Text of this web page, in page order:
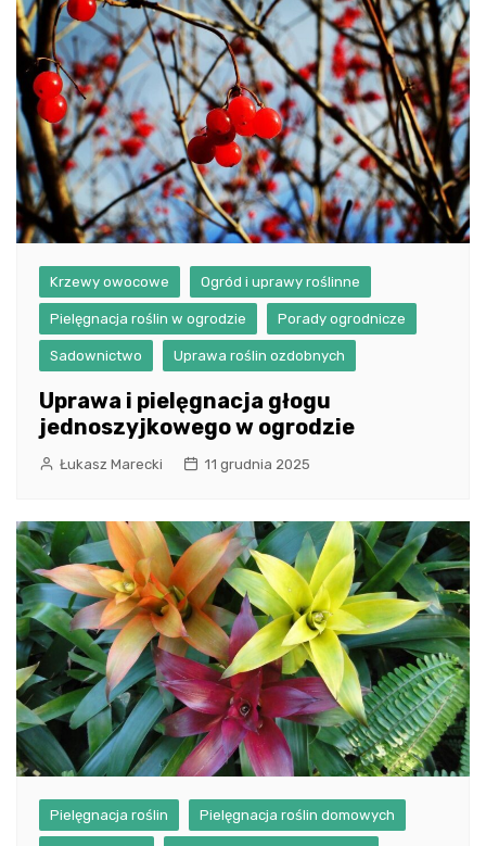
Krzewy owocowe Ogród i uprawy roślinne
Pielęgnacja roślin w ogrodzie Porady ogrodnicze
Sadownictwo Uprawa roślin ozdobnych
Uprawa i pielęgnacja głogu
jednoszyjkowego w ogrodzie
Łukasz Marecki 11 grudnia 2025
Pielęgnacja roślin Pielęgnacja roślin domowych